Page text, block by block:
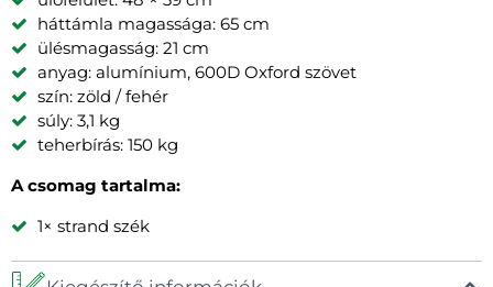
háttámla magassága: 65 cm
ülésmagasság: 21 cm
anyag: alumínium, 600D Oxford szövet
szín: zöld / fehér
súly: 3,1 kg
teherbírás: 150 kg
A csomag tartalma:
1× strand szék